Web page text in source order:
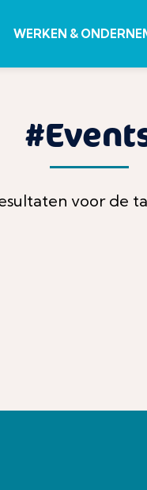
WERKEN &
voor de